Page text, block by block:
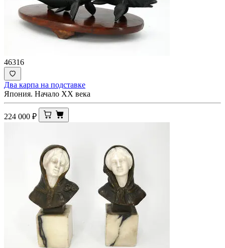
46316
Два карпа на подставке
Япония. Начало XX века
224 000 ₽